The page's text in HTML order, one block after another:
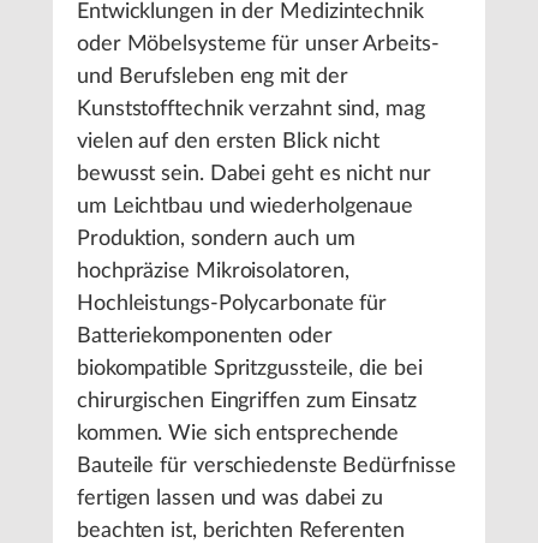
Entwicklungen in der Medizintechnik
oder Möbelsysteme für unser Arbeits-
und Berufsleben eng mit der
Kunststofftechnik verzahnt sind, mag
vielen auf den ersten Blick nicht
bewusst sein. Dabei geht es nicht nur
um Leichtbau und wiederholgenaue
Produktion, sondern auch um
hochpräzise Mikroisolatoren,
Hochleistungs-Polycarbonate für
Batteriekomponenten oder
biokompatible Spritzgussteile, die bei
chirurgischen Eingriffen zum Einsatz
kommen. Wie sich entsprechende
Bauteile für verschiedenste Bedürfnisse
fertigen lassen und was dabei zu
beachten ist, berichten Referenten